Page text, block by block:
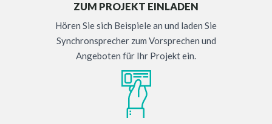
ZUM PROJEKT EINLADEN
Hören Sie sich Beispiele an und laden Sie
Synchronsprecher zum Vorsprechen und
Angeboten für Ihr Projekt ein.